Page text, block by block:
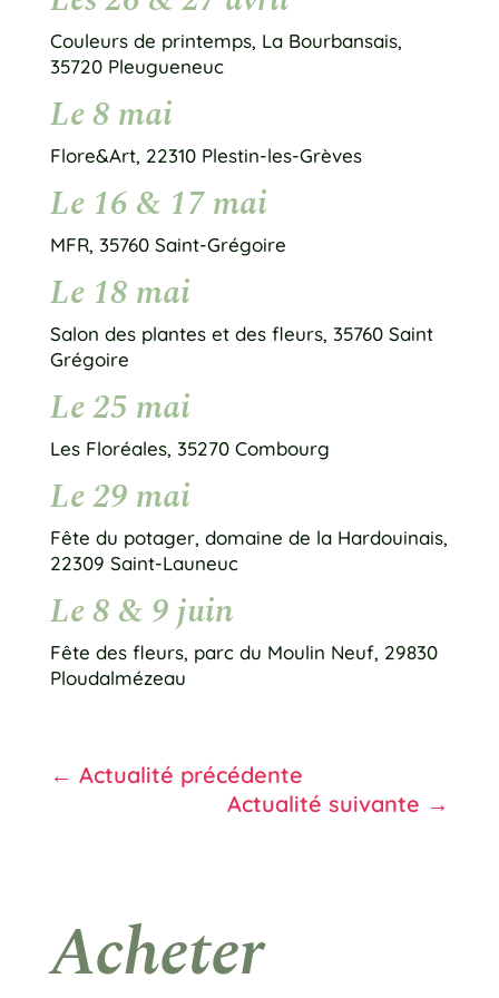
Couleurs de printemps, La Bourbansais,
35720 Pleugueneuc
Le 8 mai
Flore&Art, 22310 Plestin-les-Grèves
Le 16 & 17 mai
MFR, 35760 Saint-Grégoire
Le 18 mai
Salon des plantes et des fleurs, 35760 Saint
Grégoire
Le 25 mai
Les Floréales, 35270 Combourg
Le 29 mai
Fête du potager, domaine de la Hardouinais,
22309 Saint-Launeuc
Le 8 & 9 juin
Fête des fleurs, parc du Moulin Neuf, 29830
Ploudalmézeau
← Actualité précédente
Actualité suivante →
Acheter